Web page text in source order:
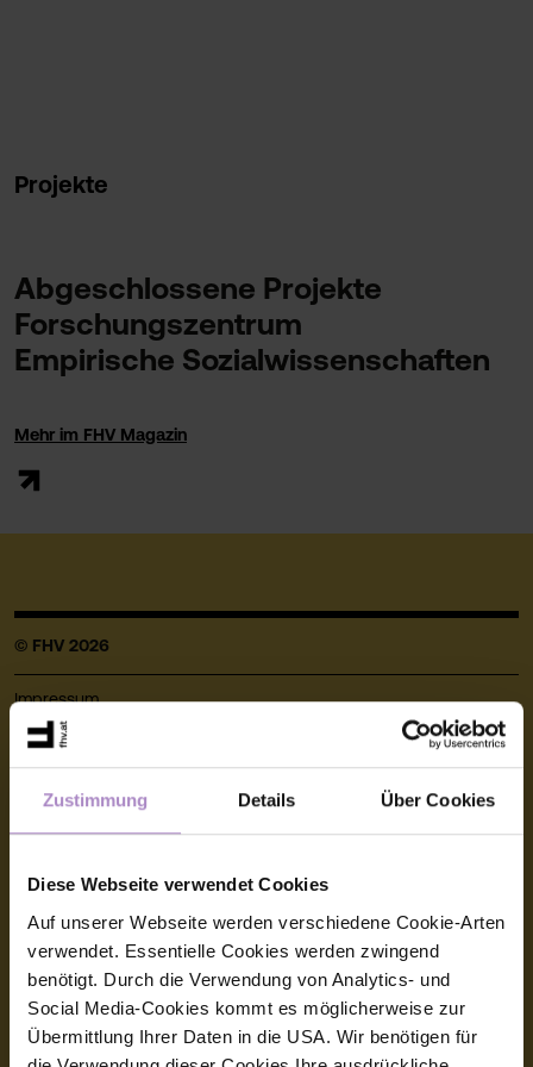
Zustimmung Details Über Cookies
Diese Webseite verwendet Cookies
Auf unserer Webseite werden verschiedene Cookie-Arten
verwendet. Essentielle Cookies werden zwingend
benötigt. Durch die Verwendung von Analytics- und
Social Media-Cookies kommt es möglicherweise zur
Übermittlung Ihrer Daten in die USA. Wir benötigen für
Projekte
Abgeschlossene Projekte
Forschungszentrum
Empirische Sozialwissenschaften
Mehr im FHV Magazin
© FHV 2026
Impressum
Allgemeine Geschäftsbedingungen
Datenschutz
Amtssignatur, elektronische Signatur
Kontakt